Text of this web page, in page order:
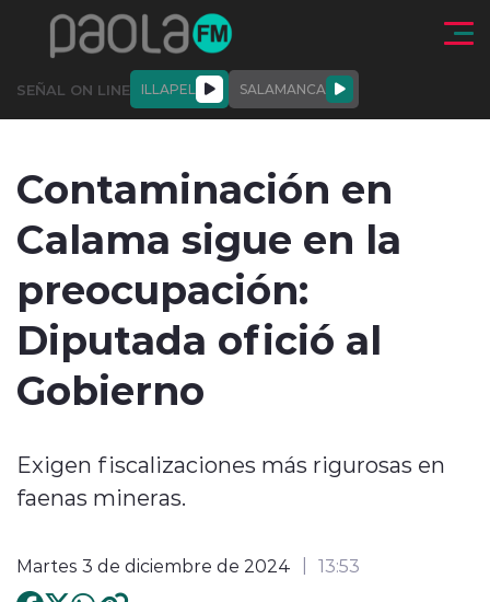
Click acá para ir directamente al contenido
SEÑAL ON LINE ILLAPEL SALAMANCA
DEPORTES
modo claro
Contaminación en
Calama sigue en la
preocupación:
Diputada ofició al
Gobierno
Exigen fiscalizaciones más rigurosas en
faenas mineras.
Martes 3 de diciembre de 2024 13:53